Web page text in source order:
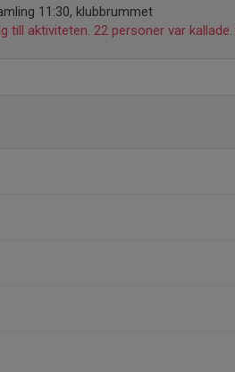
11:30, klubbrummet
till aktiviteten. 22 personer var kallade.